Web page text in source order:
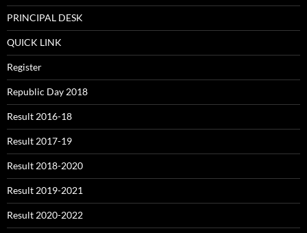
PRINCIPAL DESK
QUICK LINK
Register
Republic Day 2018
Result 2016-18
Result 2017-19
Result 2018-2020
Result 2019-2021
Result 2020-2022